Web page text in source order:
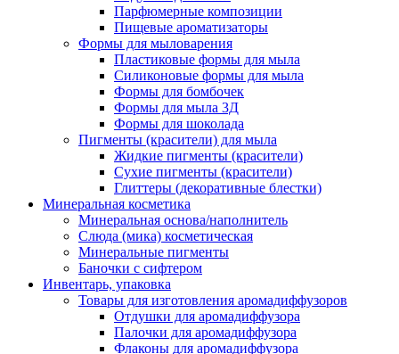
Парфюмерные композиции
Пищевые ароматизаторы
Формы для мыловарения
Пластиковые формы для мыла
Силиконовые формы для мыла
Формы для бомбочек
Формы для мыла 3Д
Формы для шоколада
Пигменты (красители) для мыла
Жидкие пигменты (красители)
Сухие пигменты (красители)
Глиттеры (декоративные блестки)
Минеральная косметика
Минеральная основа/наполнитель
Слюда (мика) косметическая
Минеральные пигменты
Баночки с сифтером
Инвентарь, упаковка
Товары для изготовления аромадиффузоров
Отдушки для аромадиффузора
Палочки для аромадиффузора
Флаконы для аромадиффузора